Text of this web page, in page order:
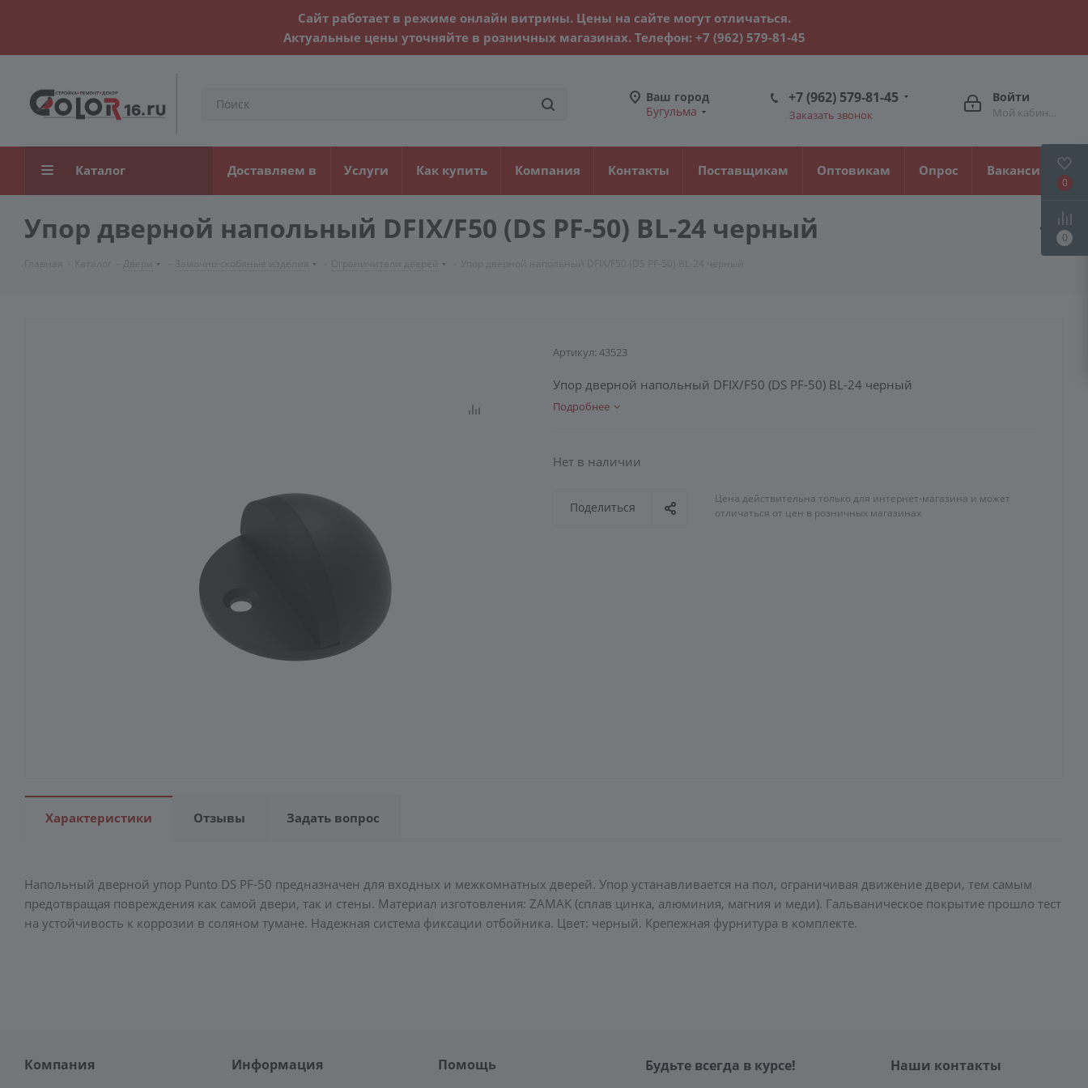
Сайт работает в режиме онлайн витрины. Цены на сайте могут отличаться.
Актуальные цены уточняйте в розничных магазинах. Телефон: +7 (962) 579-81-45
Войти
Мой кабинет
Ваш город
Бугульма
+7 (962) 579-81-45
Заказать звонок
Каталог Доставляем в Услуги Как купить Компания Контакты Поставщикам Оптовикам Опрос Вакансии
Упор дверной напольный DFIX/F50 (DS PF-50) BL-24 черный
Артикул: 43523
Упор дверной напольный DFIX/F50 (DS PF-50) BL-24 черный
Подробнее
Нет в наличии
Поделиться
Цена действительна только для интернет-магазина и может
отличаться от цен в розничных магазинах
Характеристики Отзывы Задать вопрос
Напольный дверной упор Punto DS PF-50 предназначен для входных и межкомнатных дверей. Упор устанавливается на пол, ограничивая движение двери, тем самым
предотвращая повреждения как самой двери, так и стены. Материал изготовления: ZAMAK (сплав цинка, алюминия, магния и меди). Гальваническое покрытие прошло тест
на устойчивость к коррозии в соляном тумане. Надежная система фиксации отбойника. Цвет: черный. Крепежная фурнитура в комплекте.
Компания Информация Помощь Будьте всегда в курсе! Наши контакты
0
0